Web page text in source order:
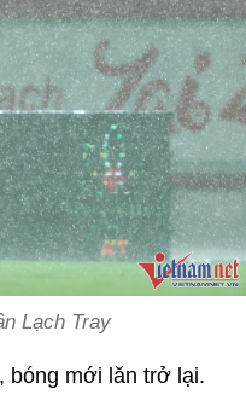
Lạch Tray
bóng mới lăn trở lại.